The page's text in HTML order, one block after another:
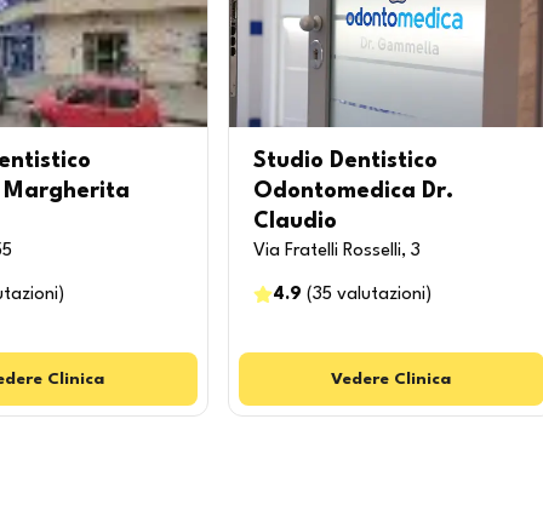
Margherita
)
Clinica
Studio Dentistico
Odontomedica Dr.
Claudio
Via Fratelli Rosselli, 3
4.9 (35 valutazioni )
Vedere Clinica